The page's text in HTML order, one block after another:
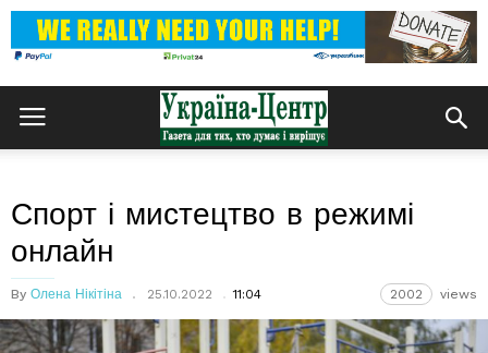
Спорт і мистецтво в режимі
онлайн
By Олена Нікітіна 25.10.2022 11:04 2002 views